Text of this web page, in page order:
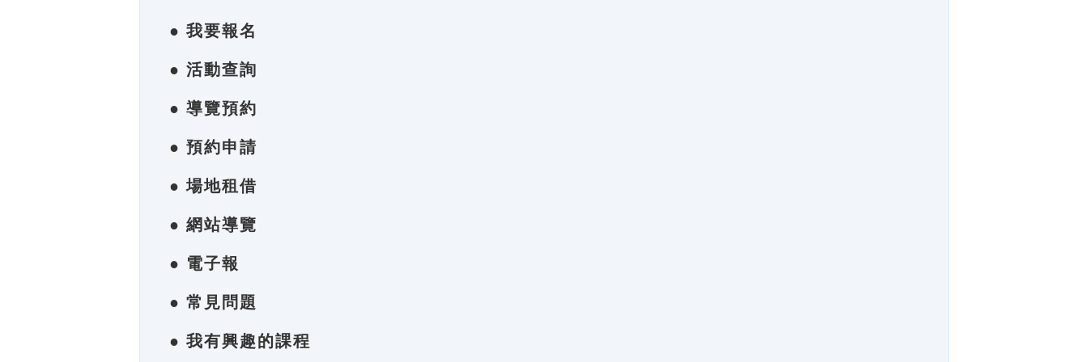
● 我要報名
● 活動查詢
● 導覽預約
● 預約申請
● 場地租借
● 網站導覽
● 電子報
● 常見問題
● 我有興趣的課程